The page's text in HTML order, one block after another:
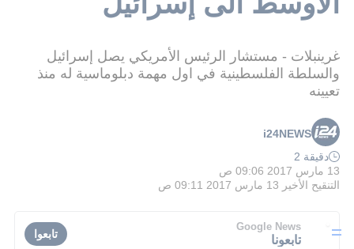
غرينبلات - مستشار الرئيس الأمريكي يصل إسرائيل
والسلطة الفلسطينية في اول مهمة دبلوماسية له منذ
تعيينه
i24NEWS
دقيقة 2
13 مارس 2017 09:06 ص
التنقيح الأخير 13 مارس 2017 09:11 ص
Google News
تابعونا تابعوا